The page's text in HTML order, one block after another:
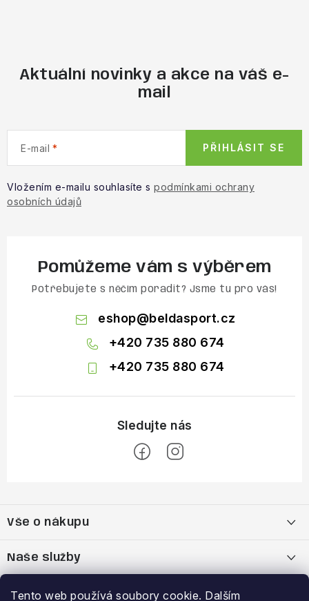
Tento web používá soubory cookie. Dalším
Aktuální novinky a akce na váš e-
mail
E-mail
Vložením e-mailu souhlasíte s podmínkami ochrany
osobních údajů
PŘIHLÁSIT SE
Pomůžeme vám s výběrem
Potřebujete s něčím poradit? Jsme tu pro vás!
eshop@beldasport.cz
+420 735 880 674
+420 735 880 674
p
a
t
Vše o nákupu
Naše služby
Výhody a slevy